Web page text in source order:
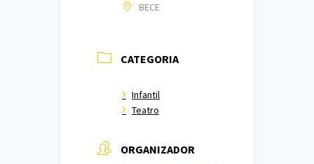
BECE
CATEGORIA
Infantil
Teatro
ORGANIZADOR